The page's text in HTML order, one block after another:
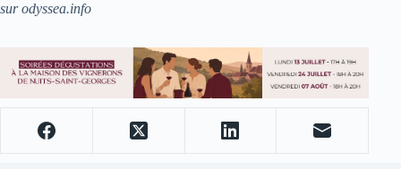
sur odyssea.info